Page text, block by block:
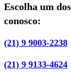
Escolha um
conosco:
(21) 9 9003-2238
(21) 9 9133-4624